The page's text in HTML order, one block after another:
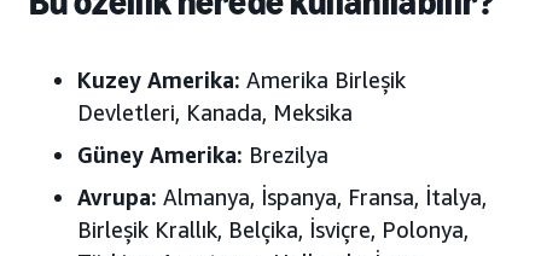
Kuzey Amerika: Amerika Birleşik
Devletleri, Kanada, Meksika
Güney Amerika: Brezilya
Avrupa: Almanya, İspanya, Fransa, İtalya,
Birleşik Krallık, Belçika, İsviçre, Polonya,